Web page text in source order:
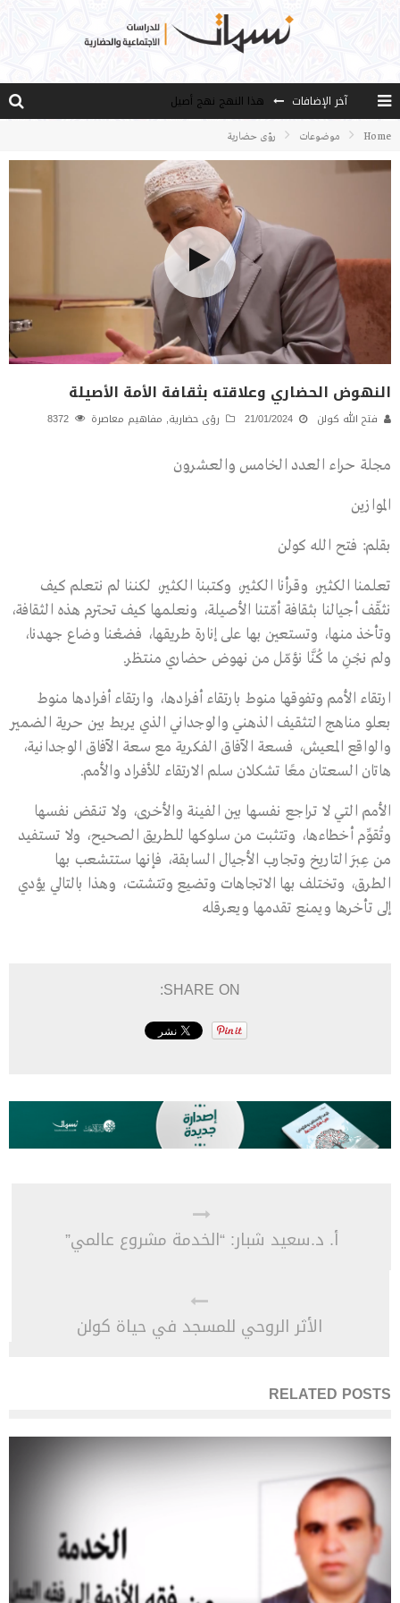
آخر الإضافات
الخدمة ..من فقه الأزمة إلى فقه العمل
مصادر العلم وسببه
Home موضوعات رؤى حضارية
النهوض الحضاري وعلاقته بثقافة الأمة الأصيلة
فتح الله كولن 21/01/2024 رؤى حضارية, مفاهيم معاصرة
مجلة حراء العدد الخامس والعشرون
الموازين
بقلم: فتح الله كولن
تعلمنا الكثير، وقرأنا الكثير، وكتبنا الكثير، لكننا لم نتعلم كيف
نثقّف أجيالنا بثقافة أمّتنا الأصيلة، ونعلمها كيف تحترم هذه الثقافة،
وتأخذ منها، وتستعين بها على إنارة طريقها، فضعْنا وضاع جهدنا،
ولم نجْنِ ما كُنَّا نؤمّل من نهوض حضاري منتظر.
ارتقاء الأمم وتفوقها منوط بارتقاء أفرادها، وارتقاء أفرادها منوط
بعلو مناهج التثقيف الذهني والوجداني الذي يربط بين حرية الضمير
والواقع المعيش، فسعة الآفاق الفكرية مع سعة الآفاق الوجدانية،
هاتان السعتان معًا تشكلان سلم الارتقاء للأفراد والأمم.
الأمم التي لا تراجع نفسها بين الفينة والأخرى، ولا تنقض نفسها
وتُقوِّم أخطاءها، وتتثبت من سلوكها للطريق الصحيح، ولا تستفيد
من عِبَر التاريخ وتجارب الأجيال السابقة، فإنها ستتشعب بها
الطرق، وتختلف بها الاتجاهات وتضيع وتتشتت، وهذا بالتالي يؤدي
إلى تأخرها ويمنع تقدمها ويعرقله
SHARE ON:
أ. د.سعيد شبار: “الخدمة مشروع عالمي”
الأثر الروحي للمسجد في حياة كولن
RELATED POSTS